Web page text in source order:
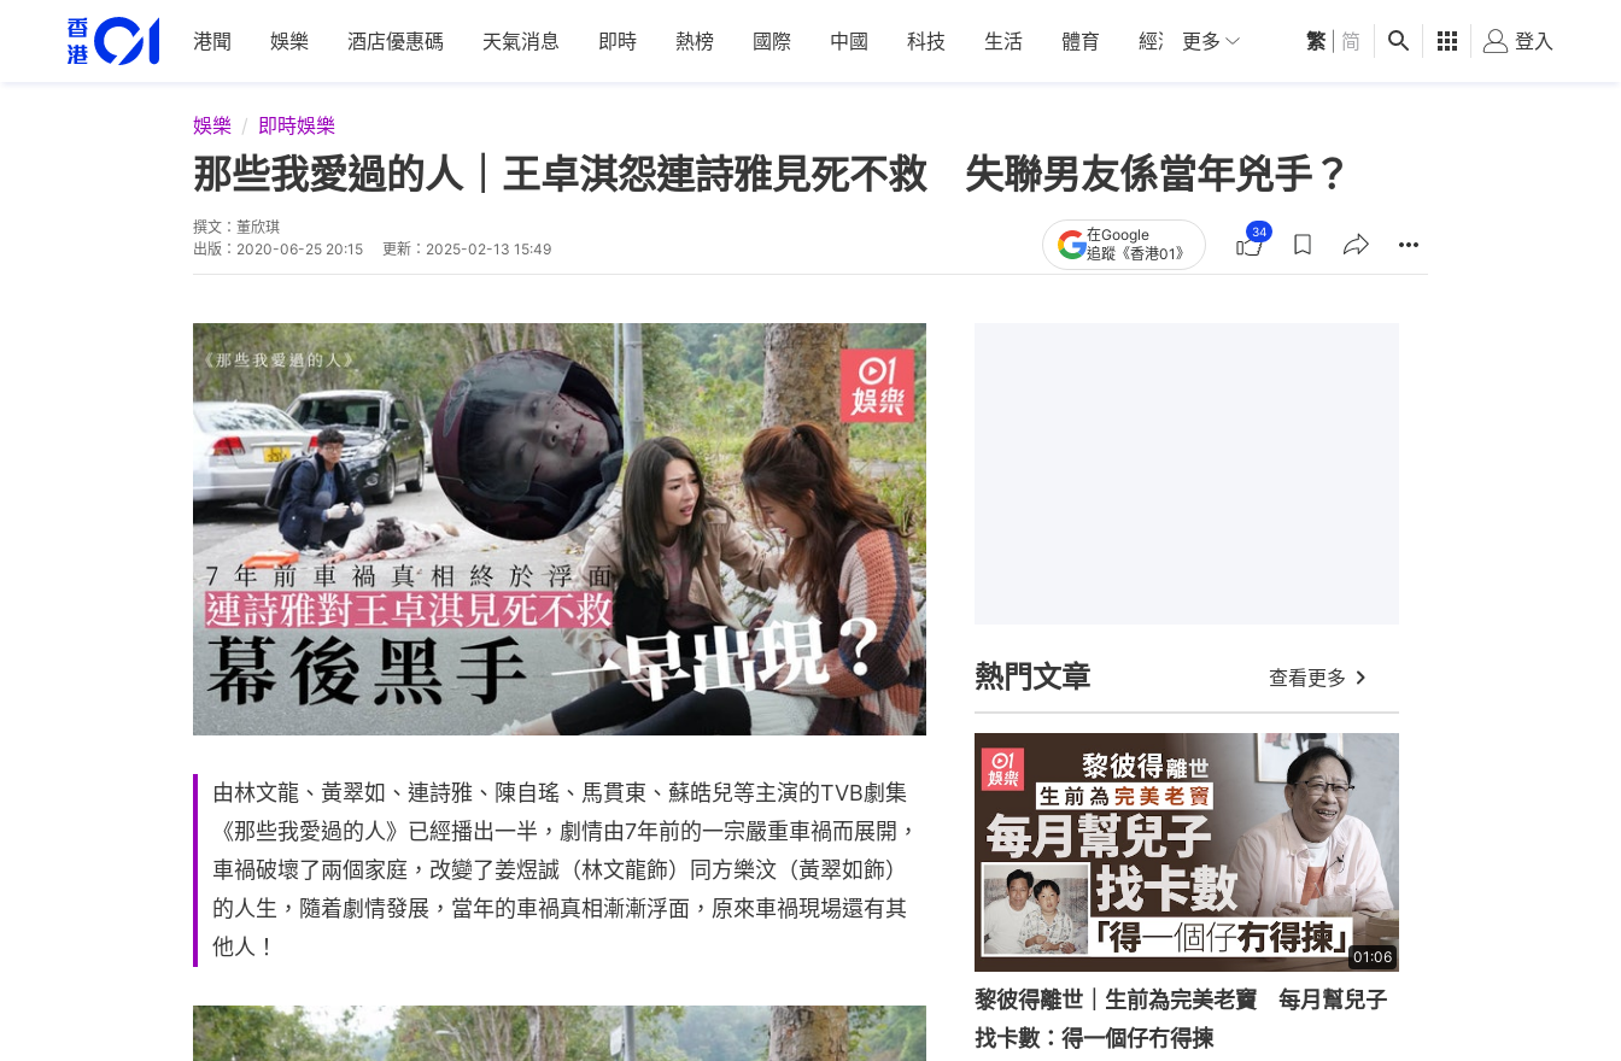
港聞 娛樂 酒店優惠碼 天氣消息 即時 熱榜 國際 中國 科技 生活 體育 經濟 01深圳 觀點 健康 好食玩飛
更多 繁 简 登入
娛樂 即時娛樂
那些我愛過的人｜王卓淇怨連詩雅見死不救 失聯男友係當年兇手？
撰文： 董欣琪
出版： 2020-06-25 20:15 更新： 2025-02-13 15:49
在Google
追蹤《香港01》
34
由林文龍、黃翠如、連詩雅、陳自瑤、馬貫東、蘇皓兒等主演的TVB劇集
《那些我愛過的人》已經播出一半，劇情由7年前的一宗嚴重車禍而展開，
車禍破壞了兩個家庭，改變了姜煜誠（林文龍飾）同方樂汶（黃翠如飾）
的人生，隨着劇情發展，當年的車禍真相漸漸浮面，原來車禍現場還有其
他人！
熱門文章 查看更多
01:06
黎彼得離世｜生前為完美老竇 每月幫兒子
找卡數：得一個仔冇得揀